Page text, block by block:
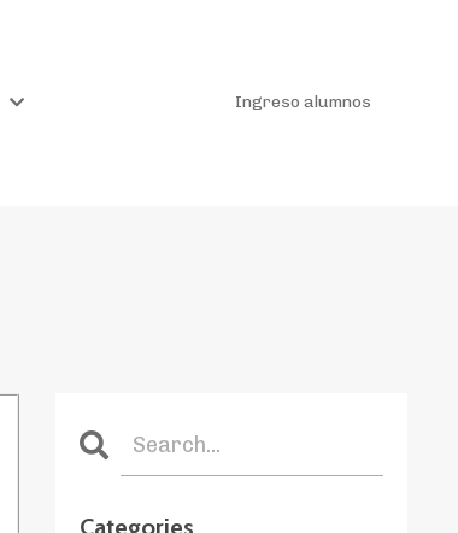
Ingreso alumnos
Categories